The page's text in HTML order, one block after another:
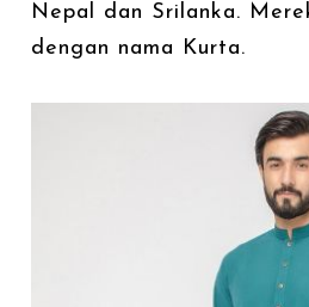
Nepal dan Srilanka.
dengan nama Kurta.